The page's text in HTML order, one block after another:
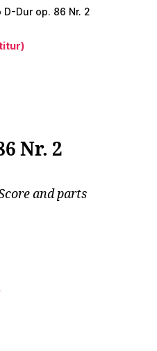
D-Dur op. 86 Nr. 2
Nr. 2
and parts